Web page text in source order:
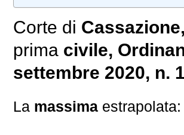
Corte di Cassazione,
prima civile,
settembre 2020, n.
La massima estrapolata: